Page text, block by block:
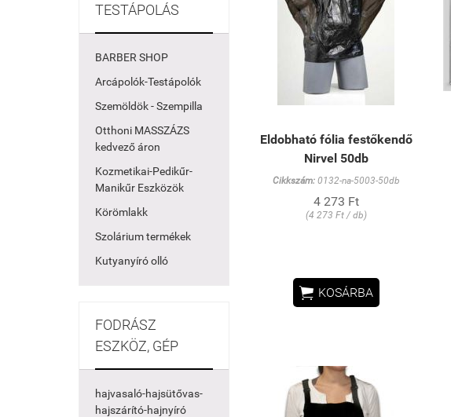
TESTÁPOLÁS
BARBER SHOP
Arcápolók-Testápolók
Szemöldök - Szempilla
Otthoni MASSZÁZS
kedvező áron
Kozmetikai-Pedikűr-
Manikűr Eszközök
Körömlakk
Szolárium termékek
Kutyanyíró olló
FODRÁSZ
ESZKÖZ, GÉP
hajvasaló-hajsütővas-
hajszárító-hajnyíró
Eldobható fólia festőkendő
Nirvel 50db
Cikkszám:0132-na-5003-50db
4 273 Ft
(4 273 Ft / db)
 KOSÁRBA